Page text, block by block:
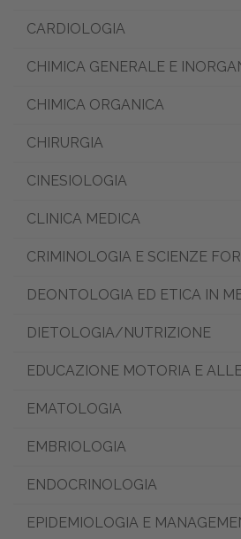
CARDIOLOGIA
CHIMICA GENERALE E
CHIMICA ORGANICA
CHIRURGIA
CINESIOLOGIA
CLINICA MEDICA
CRIMINOLOGIA E SCIENZE
DEONTOLOGIA ED ETICA IN
DIETOLOGIA/NUTRIZIONE
EDUCAZIONE MOTORIA E
EMATOLOGIA
EMBRIOLOGIA
ENDOCRINOLOGIA
EPIDEMIOLOGIA E